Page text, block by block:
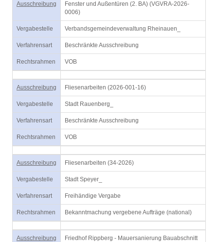
Ausschreibung
Fenster und Außentüren (2. BA) (VGVRA-2026-
0006)
Vergabestelle Verbandsgemeindeverwaltung Rheinauen_
Verfahrensart Beschränkte Ausschreibung
Rechtsrahmen VOB
Ausschreibung Fliesenarbeiten (2026-001-16)
Vergabestelle Stadt Rauenberg_
Verfahrensart Beschränkte Ausschreibung
Rechtsrahmen VOB
Ausschreibung Fliesenarbeiten (34-2026)
Vergabestelle Stadt Speyer_
Verfahrensart Freihändige Vergabe
Rechtsrahmen Bekanntmachung vergebene Aufträge (national)
Ausschreibung
Friedhof Rippberg - Mauersanierung Bauabschnitt